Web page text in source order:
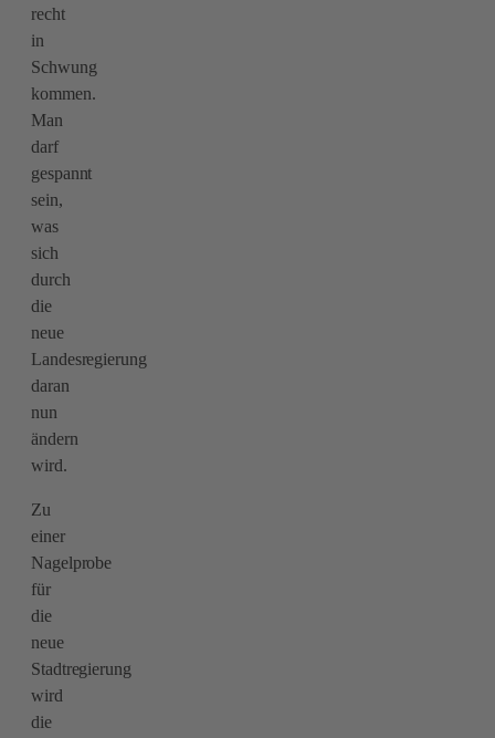
recht
in
Schwung
kommen.
Man
darf
gespannt
sein,
was
sich
durch
die
neue
Landesregierung
daran
nun
ändern
wird.
Zu
einer
Nagelprobe
für
die
neue
Stadtregierung
wird
die